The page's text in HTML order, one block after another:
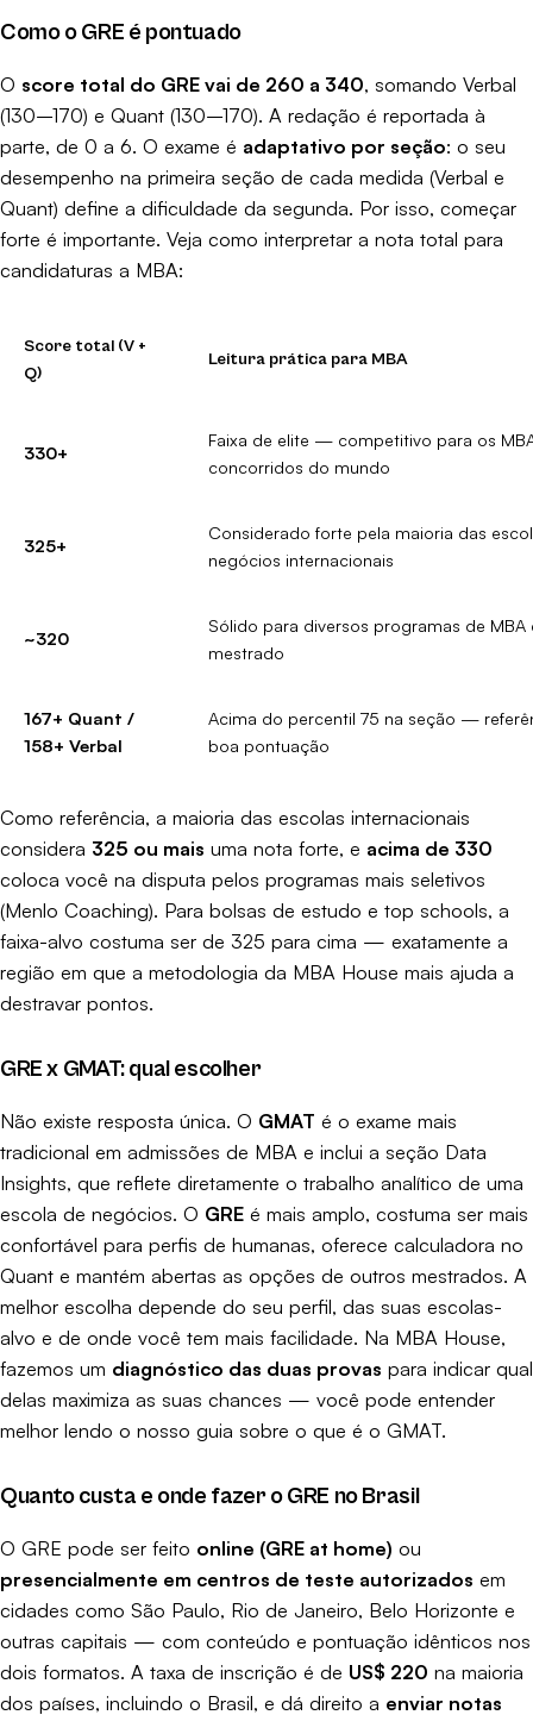
Como o GRE é pontuado
O score total do GRE vai de 260 a 340, somando Verbal
(130–170) e Quant (130–170). A redação é reportada à
parte, de 0 a 6. O exame é adaptativo por seção: o seu
desempenho na primeira seção de cada medida (Verbal e
Quant) define a dificuldade da segunda. Por isso, começar
forte é importante. Veja como interpretar a nota total para
candidaturas a MBA:
Score total (V +
Q)
Leitura prática para MBA
330+
Faixa de elite — competitivo para os
concorridos do mundo
325+
Considerado forte pela maioria das
negócios internacionais
~320
Sólido para diversos programas de MBA
mestrado
167+ Quant /
158+ Verbal
Acima do percentil 75 na seção —
boa pontuação
Como referência, a maioria das escolas internacionais
considera 325 ou mais uma nota forte, e acima de 330
coloca você na disputa pelos programas mais seletivos
(Menlo Coaching). Para bolsas de estudo e top schools, a
faixa-alvo costuma ser de 325 para cima — exatamente a
região em que a metodologia da MBA House mais ajuda a
destravar pontos.
GRE x GMAT: qual escolher
Não existe resposta única. O GMAT é o exame mais
tradicional em admissões de MBA e inclui a seção Data
Insights, que reflete diretamente o trabalho analítico de uma
escola de negócios. O GRE é mais amplo, costuma ser mais
confortável para perfis de humanas, oferece calculadora no
Quant e mantém abertas as opções de outros mestrados. A
melhor escolha depende do seu perfil, das suas escolas-
alvo e de onde você tem mais facilidade. Na MBA House,
fazemos um diagnóstico das duas provas para indicar qual
delas maximiza as suas chances — você pode entender
melhor lendo o nosso guia sobre o que é o GMAT.
Quanto custa e onde fazer o GRE no Brasil
O GRE pode ser feito online (GRE at home) ou
presencialmente em centros de teste autorizados em
cidades como São Paulo, Rio de Janeiro, Belo Horizonte e
outras capitais — com conteúdo e pontuação idênticos nos
dois formatos. A taxa de inscrição é de US$ 220 na maioria
dos países, incluindo o Brasil, e dá direito a enviar notas